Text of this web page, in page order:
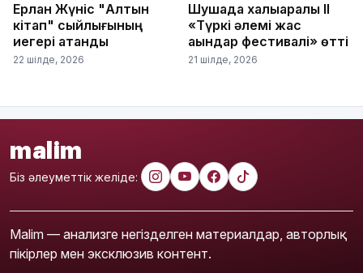
Ерлан Жүніс "Алтын
кітап" сыйлығының
иегері атанды
22 шілде, 2026
Шушада халықаралық ІІ
«Түркі әлемі жас
ақындар фестивалі» өтті
21 шілде, 2026
malim
Біз әлеуметтік желіде:
Malim — анализге негізделген материалдар, авторлық
пікірлер мен эксклюзив контент.